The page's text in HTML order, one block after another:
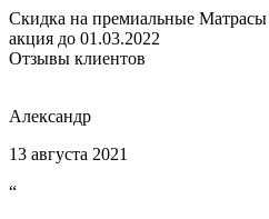
Скидка на премиальные Матрасы
акция до 01.03.2022
Отзывы клиентов
Александр
13 августа 2021
“